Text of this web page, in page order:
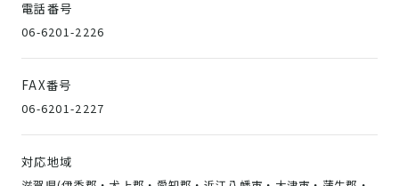
電話番号
06-6201-2226
FAX番号
06-6201-2227
対応地域